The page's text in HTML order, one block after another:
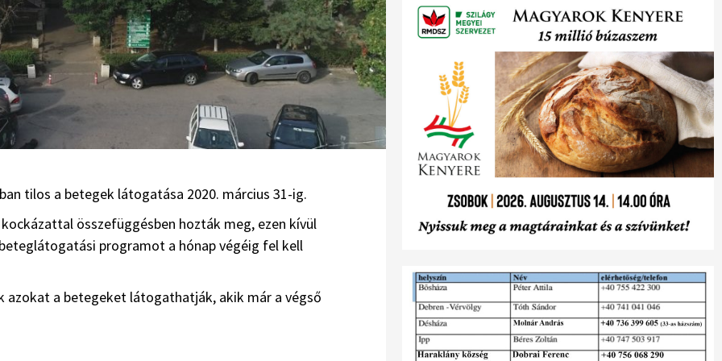
tilos a betegek látogatása 2020. március 31-ig.
összefüggésben hozták meg, ezen kívül
programot a hónap végéig fel kell
azokat a betegeket látogathatják, akik már a végső